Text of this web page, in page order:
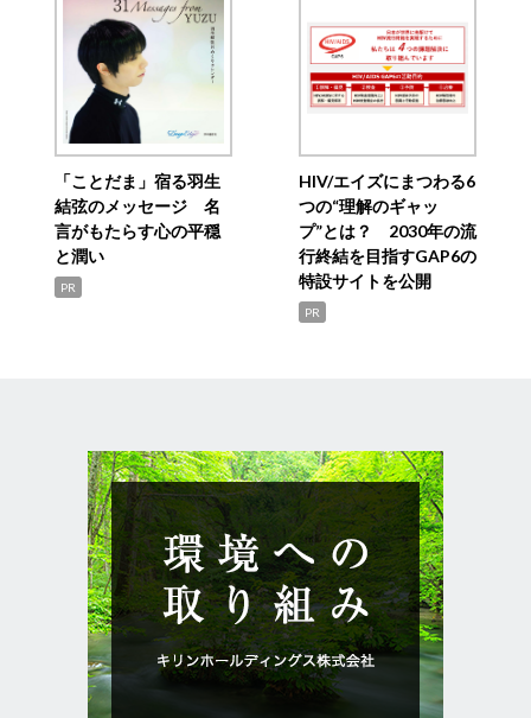
「ことだま」宿る羽生
結弦のメッセージ 名
言がもたらす心の平穏
と潤い
PR
HIV/エイズにまつわる6
つの“理解のギャッ
プ”とは？ 2030年の流
行終結を目指すGAP6の
特設サイトを公開
PR